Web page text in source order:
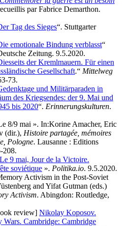
par Fabrice Demarthon.
Tag des Sieges“. Stuttgarter
emotionale Bindung verblasst“
Zeitung. 9.5.2020.
der Kremlmauern. Für einen
Gesellschaft.“ Mittelweg
73.
und Militärparaden in
des Kriegsendes: der 9. Mai und
bis 2020“. Erinnerungskulturen.
8/9 mai ». In:Korine Amacher, Eric
(dir.), Histoire partagée, mémoires
Pologne. Lausanne : Editions
208.
Le 9 mai, Jour de la Victoire.
soviétique ». Politika.io. 9.5.2020.
Activism in the Post-Soviet
and Yifat Gutman (eds.)
Activism. Abingdon: Routledge,
review] Nikolay Koposov.
Cambridge: Cambridge